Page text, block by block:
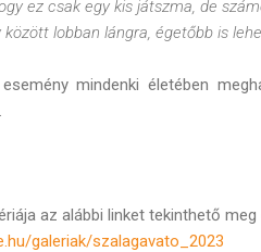
ez csak egy kis játszma, de
lobban lángra, égetőbb is
mindenki életében
az alábbi linket tekinthető
galeriak/szalagavato_2023